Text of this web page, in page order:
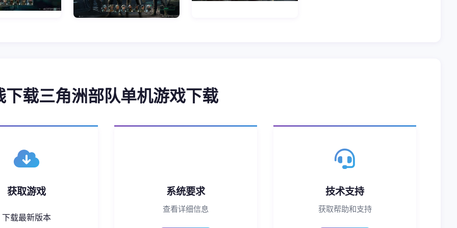
载三角洲部队单机游戏下载
获取游戏
下载最新版本
系统要求
查看详细信息
技术支持
获取帮助和支持